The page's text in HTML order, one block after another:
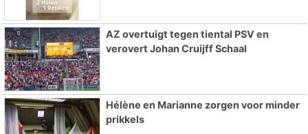
AZ overtuigt tegen tiental PSV en
verovert Johan Cruijff Schaal
Hélène en Marianne zorgen voor minder
prikkels